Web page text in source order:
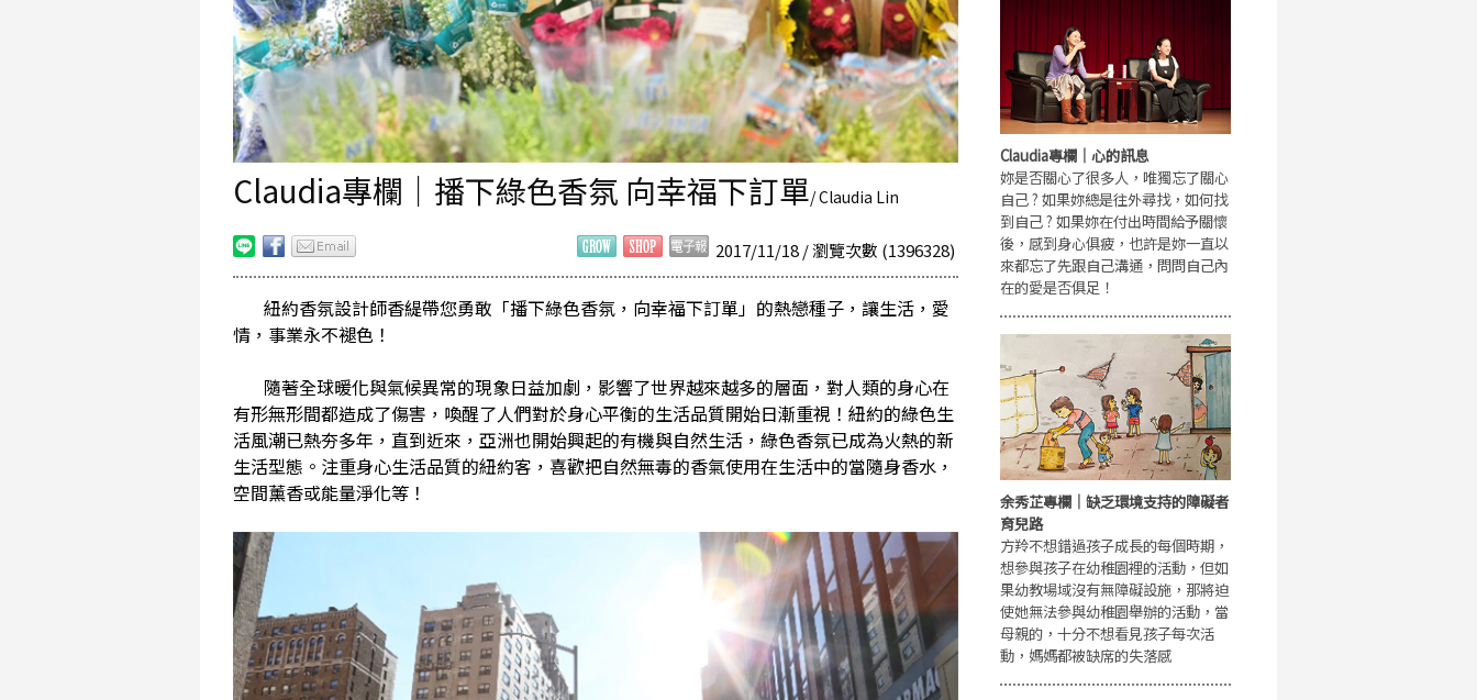
Claudia專欄｜播下綠色香氛 向幸福下訂單/ Claudia Lin
2017/11/18 / 瀏覽次數 (1396328)
紐約香氛設計師香緹帶您勇敢「播下綠色香氛，向幸福下訂單」的熱戀種子，讓生活，愛
情，事業永不褪色！
隨著全球暖化與氣候異常的現象日益加劇，影響了世界越來越多的層面，對人類的身心在
有形無形間都造成了傷害，喚醒了人們對於身心平衡的生活品質開始日漸重視！紐約的綠色生
活風潮已熱夯多年，直到近來，亞洲也開始興起的有機與自然生活，綠色香氛已成為火熱的新
生活型態。注重身心生活品質的紐約客，喜歡把自然無毒的香氣使用在生活中的當隨身香水，
空間薰香或能量淨化等！
Claudia專欄｜心的訊息
妳是否關心了很多人，唯獨忘了關心
自己 ? 如果妳總是往外尋找，如何找
到自己 ? 如果妳在付出時間給予關懷
後，感到身心俱疲，也許是妳一直以
來都忘了先跟自己溝通，問問自己內
在的愛是否俱足！
余秀芷專欄｜缺乏環境支持的障礙者
育兒路
方羚不想錯過孩子成長的每個時期，
想參與孩子在幼稚園裡的活動，但如
果幼教場域沒有無障礙設施，那將迫
使她無法參與幼稚園舉辦的活動，當
母親的，十分不想看見孩子每次活
動，媽媽都被缺席的失落感